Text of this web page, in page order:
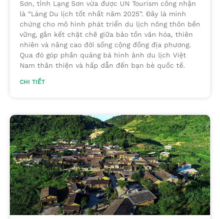
Sơn, tỉnh Lạng Sơn vừa được UN Tourism công nhận
là “Làng Du lịch tốt nhất năm 2025”. Đây là minh
chứng cho mô hình phát triển du lịch nông thôn bền
vững, gắn kết chặt chẽ giữa bảo tồn văn hóa, thiên
nhiên và nâng cao đời sống cộng đồng địa phương.
Qua đó góp phần quảng bá hình ảnh du lịch Việt
Nam thân thiện và hấp dẫn đến bạn bè quốc tế.
CHI TIẾT